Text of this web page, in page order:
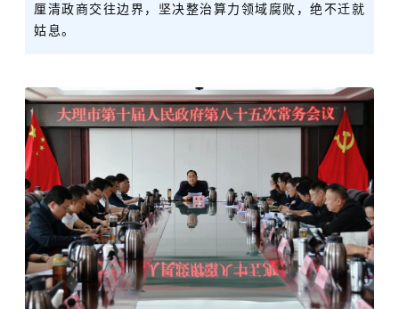
厘清政商交往边界，坚决整治算力领域腐败，绝不迁就
姑息。